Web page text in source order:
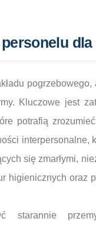
dla
Kluczowe jest
potrafią
interpersonalne,
się zmarłymi,
higienicznych oraz
starannie